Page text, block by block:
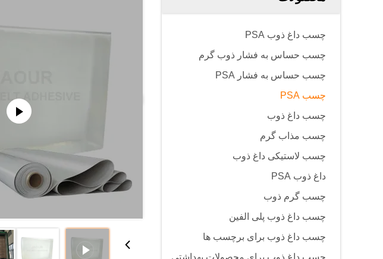
چسب داغ ذوب PSA
چسب حساس به فشار ذوب گرم
چسب حساس به فشار PSA
چسب PSA
چسب داغ ذوب
چسب مذاب گرم
چسب لاستیکی داغ ذوب
داغ ذوب PSA
چسب گرم ذوب
چسب داغ ذوب پلی الفین
چسب داغ ذوب برای برچسب ها
چسب داغ ذوب برای محصولات بهداشتی